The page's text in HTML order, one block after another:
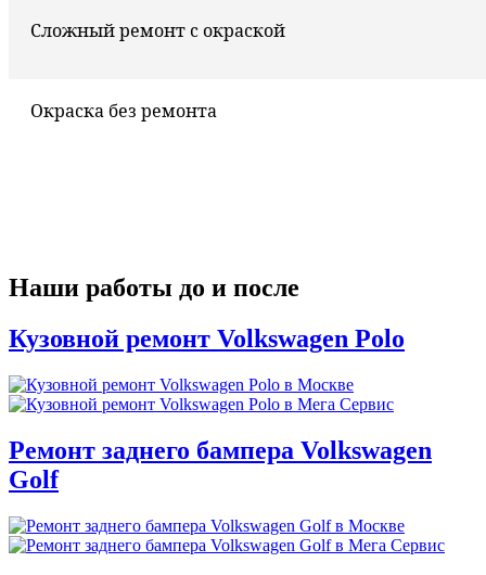
Сложный ремонт с окраской
Окраска без ремонта
Наши работы до и после
Кузовной ремонт Volkswagen Polo
Ремонт заднего бампера Volkswagen
Golf